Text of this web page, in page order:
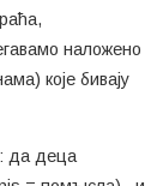
наложено
које бивају
да деца